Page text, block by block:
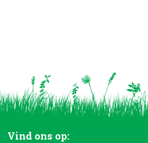
Vind ons op: